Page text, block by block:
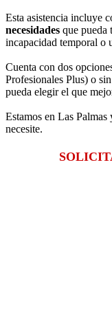
Esta asistencia incluye
necesidades que pueda
incapacidad temporal o
Cuenta con dos
Profesionales Plus) o
pueda elegir el que
Estamos en Las
necesite.